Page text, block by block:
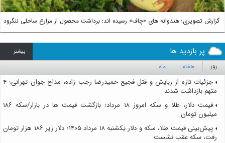
گزارش تصویری؛ هندوانه های «چاف» رسیده اند؛ برداشت محصول از مزارع ساحلی لنگرود
پر بازدید ها بيشتر ...
روز هفته ماه
جزئیات تازه از ربایش و قتل فجیع حمیدرضا رجب زاده، مداح جوان تهرانی؛ ۴
متهم بازداشت شدند
قیمت دلار، طلا و سکه امروز ۱۸ مرداد؛ بازگشت قیمت ها در بازار/سکه ۱۸۶
میلیون تومان
پیش‌بینی قیمت طلا، سکه و دلار یکشنبه ۱۸ مرداد ۱۴۰۵؛ دلار زیر ۱۸۶ هزار تومان
رفت، سکه عقب نشست